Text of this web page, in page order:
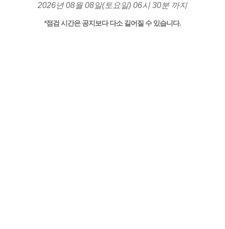
2026년 08월 08일(토요일) 06시 30분 까지
*점검 시간은 공지보다 다소 길어질 수 있습니다.